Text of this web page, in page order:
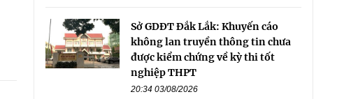
Sở GDĐT Đắk Lắk: Khuyến cáo
không lan truyền thông tin chưa
được kiểm chứng về kỳ thi tốt
nghiệp THPT
20:34 03/08/2026